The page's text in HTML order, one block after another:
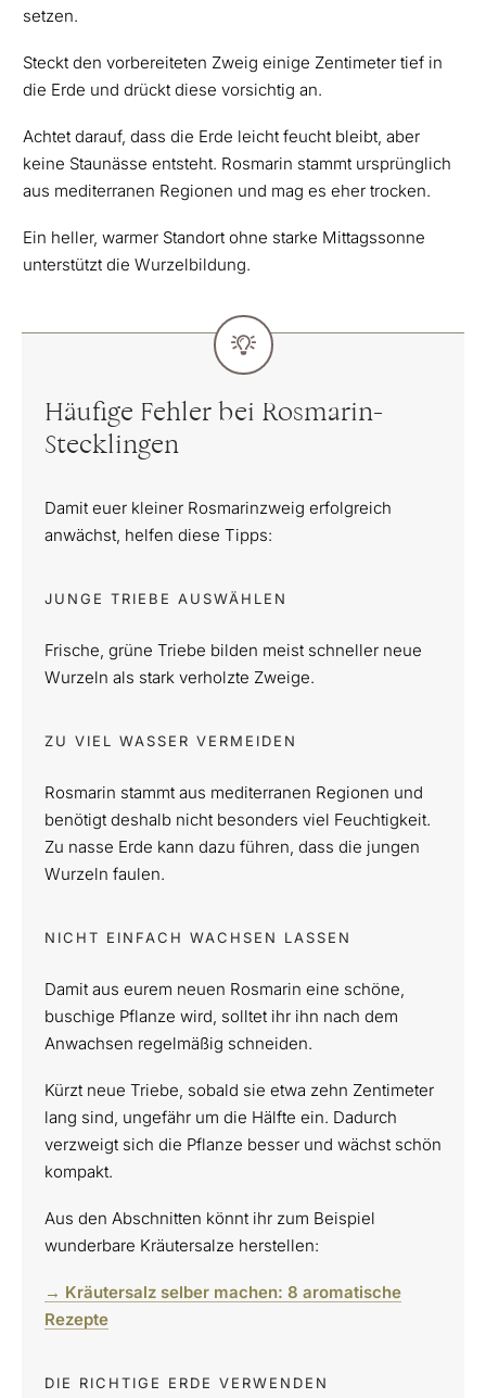
setzen.
Steckt den vorbereiteten Zweig einige Zentimeter tief in
die Erde und drückt diese vorsichtig an.
Achtet darauf, dass die Erde leicht feucht bleibt, aber
keine Staunässe entsteht. Rosmarin stammt ursprünglich
aus mediterranen Regionen und mag es eher trocken.
Ein heller, warmer Standort ohne starke Mittagssonne
unterstützt die Wurzelbildung.
Häufige Fehler bei Rosmarin-
Stecklingen
Damit euer kleiner Rosmarinzweig erfolgreich
anwächst, helfen diese Tipps:
JUNGE TRIEBE AUSWÄHLEN
Frische, grüne Triebe bilden meist schneller neue
Wurzeln als stark verholzte Zweige.
ZU VIEL WASSER VERMEIDEN
Rosmarin stammt aus mediterranen Regionen und
benötigt deshalb nicht besonders viel Feuchtigkeit.
Zu nasse Erde kann dazu führen, dass die jungen
Wurzeln faulen.
NICHT EINFACH WACHSEN LASSEN
Damit aus eurem neuen Rosmarin eine schöne,
buschige Pflanze wird, solltet ihr ihn nach dem
Anwachsen regelmäßig schneiden.
Kürzt neue Triebe, sobald sie etwa zehn Zentimeter
lang sind, ungefähr um die Hälfte ein. Dadurch
verzweigt sich die Pflanze besser und wächst schön
kompakt.
Aus den Abschnitten könnt ihr zum Beispiel
wunderbare Kräutersalze herstellen:
→ Kräutersalz selber machen: 8 aromatische
Rezepte
DIE RICHTIGE ERDE VERWENDEN